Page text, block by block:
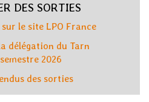
DES SORTIES
le site LPO France
délégation du Tarn
semestre 2026
des sorties